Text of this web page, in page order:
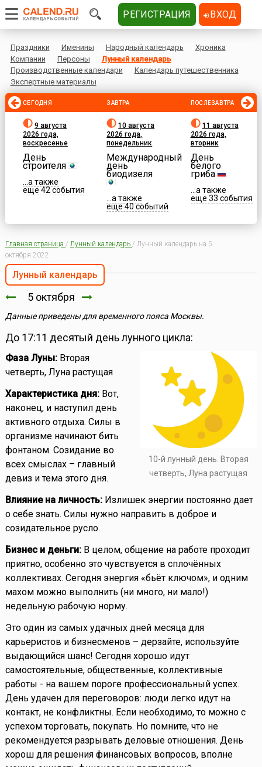
Праздники Именины Народный календарь
Хроника
Компании
Персоны
Лунный календарь
Производственные календари
Календарь путешественника
Экспертные материалы
СЕГОДНЯ
9 августа
2026 года,
воскресенье
День
строителя
...а также
еще 42 события
ЗАВТРА
10 августа
2026 года,
понедельник
Международный
день
биодизеля
...а также
еще 40 событий
ПОСЛЕЗАВТРА
11 августа
2026 года,
вторник
День
белого
гриба
...а также
еще 33 события
Главная страница / Лунный календарь / Лунный календарь на 5
октября 2022
Лунный календарь
5 октября
Данные приведены для временного пояса Москвы.
До 17:11 десятый день лунного цикла:
10-й лунный день. Вторая
четверть, Луна растущая
Фаза Луны: Вторая
четверть, Луна растущая
Характеристика дня:Вот,
наконец, и наступил день
активного отдыха. Силы в
организме начинают бить
фонтаном. Созидание во
всех смыслах – главный
девиз и тема этого дня.
Влияние на личность:Излишек энергии постоянно дает
о себе знать. Силы нужно направить в доброе и
созидательное русло.
Бизнес и деньги:В целом, общение на работе проходит
приятно, особенно это чувствуется в сплочённых
коллективах. Сегодня энергия «бьёт ключом», и одним
махом можно выполнить (ни много, ни мало!)
недельную рабочую норму.
Это один из самых удачных дней месяца для
карьеристов и бизнесменов – дерзайте, используйте
выдающийся шанс! Сегодня хорошо идут
самостоятельные, общественные, коллективные
работы - на вашем пороге профессиональный успех.
День удачен для переговоров: люди легко идут на
контакт, не конфликтны. Если необходимо, то можно с
успехом торговать, покупать. Но помните, что не
рекомендуется разрывать деловые отношения. День
хорош для решения финансовых вопросов, вполне
РЕГИСТРАЦИЯ ВХОД